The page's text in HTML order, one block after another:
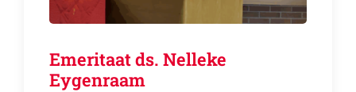
Emeritaat ds. Nelleke
Eygenraam